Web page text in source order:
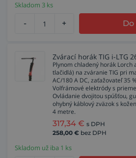
Skladom 3 ks
- + Do
Zvárací horák TIG i-LTG
Plynom chladený horák Lorch
tlačidlá) na zváranie TIG pri
AC/180 A DC, zaťažovateľ 35
Volfrámové elektródy s
Ovládanie dvojitou spúšťou,
ohybný káblový zväzok s
4 metre.
317,34 € s DPH
258,00 € bez DPH
Skladom už iba 1 ks